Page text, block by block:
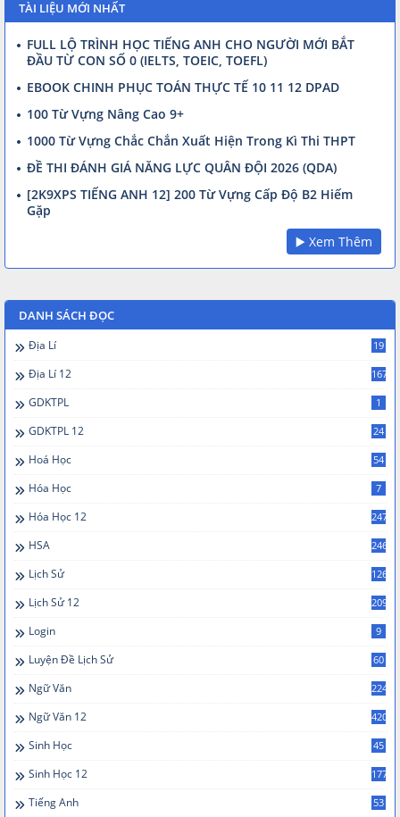
TÀI LIỆU MỚI NHẤT
FULL LỘ TRÌNH HỌC TIẾNG ANH CHO NGƯỜI MỚI BẮT
ĐẦU TỪ CON SỐ 0 (IELTS, TOEIC, TOEFL)
EBOOK CHINH PHỤC TOÁN THỰC TẾ 10 11 12 DPAD
100 Từ Vựng Nâng Cao 9+
1000 Từ Vựng Chắc Chắn Xuất Hiện Trong Kì Thi THPT
ĐỀ THI ĐÁNH GIÁ NĂNG LỰC QUÂN ĐỘI 2026 (QDA)
[2K9XPS TIẾNG ANH 12] 200 Từ Vựng Cấp Độ B2 Hiếm
Gặp
▶️ Xem Thêm
DANH SÁCH ĐỌC
Địa Lí 19
Địa Lí 12 167
GDKTPL 1
GDKTPL 12 24
Hoá Học 54
Hóa Học 7
Hóa Học 12 247
HSA 246
Lịch Sử 126
Lịch Sử 12 209
Login 9
Luyện Đề Lịch Sử 60
Ngữ Văn 224
Ngữ Văn 12 420
Sinh Học 45
Sinh Học 12 177
Tiếng Anh 53